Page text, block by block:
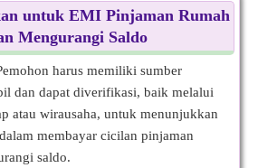
untuk EMI Pinjaman Rumah
Mengurangi Saldo
harus memiliki sumber
dan dapat diverifikasi, baik melalui
atau wirausaha, untuk menunjukkan
membayar cicilan pinjaman
saldo.